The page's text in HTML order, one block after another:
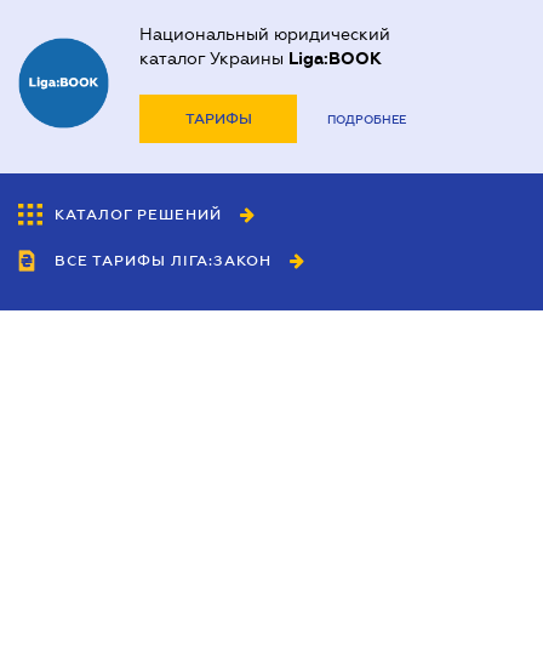
Национальный юридический
каталог Украины Liga:BOOK
ТАРИФЫ ПОДРОБНЕЕ
КАТАЛОГ РЕШЕНИЙ
ВСЕ ТАРИФЫ ЛІГА:ЗАКОН